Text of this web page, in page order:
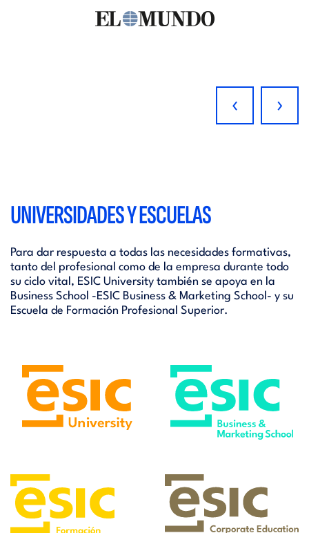
‹ ›
UNIVERSIDADES Y ESCUELAS
Para dar respuesta a todas las necesidades formativas,
tanto del profesional como de la empresa durante todo
su ciclo vital, ESIC University también se apoya en la
Business School -ESIC Business & Marketing School- y su
Escuela de Formación Profesional Superior.